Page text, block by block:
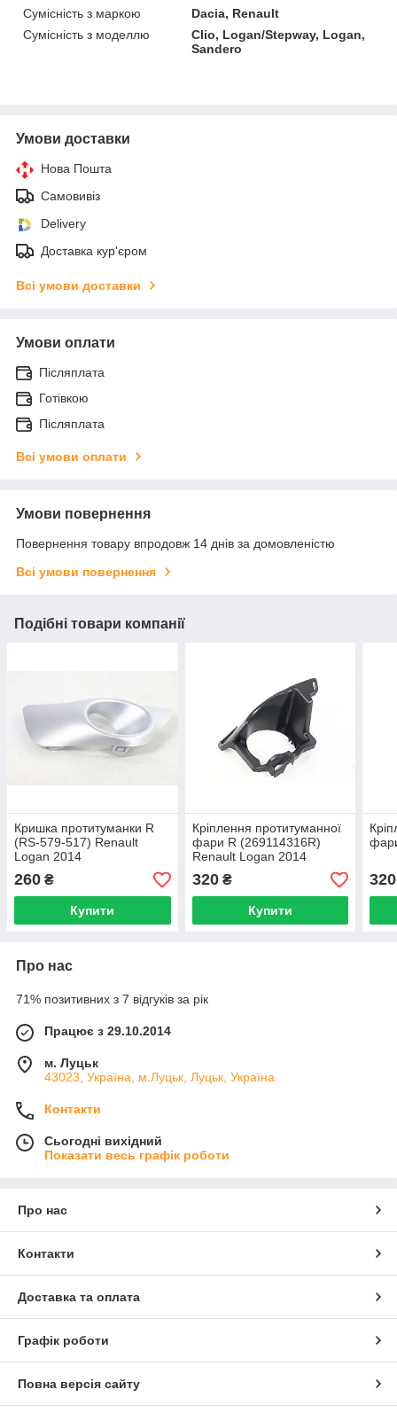
Сумісність з маркою
Dacia, Renault
Сумісність з моделлю
Clio, Logan/Stepway, Logan,
Sandero
Умови доставки
Нова Пошта
Самовивіз
Delivery
Доставка кур'єром
Всі умови доставки
Умови оплати
Післяплата
Готівкою
Післяплата
Всі умови оплати
Умови повернення
Повернення товару впродовж 14 днів за домовленістю
Всі умови повернення
Подібні товари компанії
Кришка протитуманки R
(RS-579-517) Renault
Logan 2014
260 ₴
Купити
Кріплення протитуманної
фари R (269114316R)
Renault Logan 2014
320₴
Купити
320
Про нас
71% позитивних з 7 відгуків за рік
Працює з 29.10.2014
м. Луцьк
43023, Україна, м.Луцьк, Луцьк, Україна
Контакти
Сьогодні вихідний
Показати весь графік роботи
Про нас
Контакти
Доставка та оплата
Графік роботи
Повна версія сайту